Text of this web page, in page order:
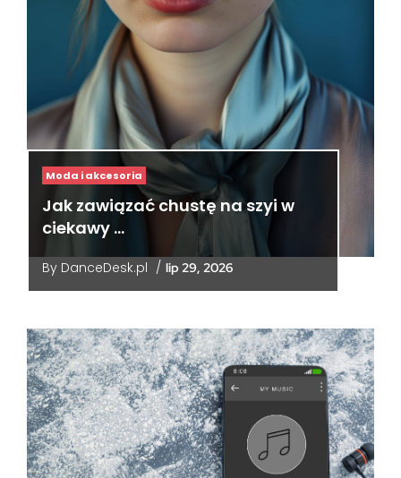
Moda i akcesoria
Jak zawiązać chustę na szyi w
ciekawy …
By DanceDesk.pl / lip 29, 2026